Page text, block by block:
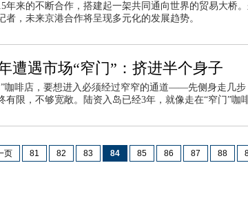
年来的不断合作，搭建起一架共同通向世界的贸易大桥
者，未来京港合作将呈现多元化的发展趋势。
遭遇市场“窄门”：挤进半个身子
”咖啡店，要想进入必须经过窄窄的通道——先侧身走几
有限，不够宽敞。陆资入岛已经3年，就像走在“窄门”咖
页 81 82 83 84 85 86 87 88